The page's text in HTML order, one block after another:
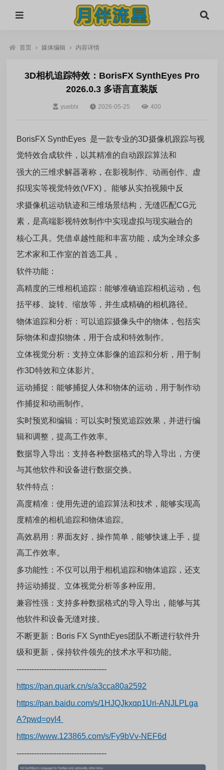
首页 › 媒体编辑 › 内容详情
3D相机追踪特效：BorisFX SynthEyes Pro
2026.0.3 多语言直装版
yueblx 2026-05-25 400
BorisFX SynthEyes 是一款专业的3D摄像机跟踪与视
觉特效合成软件，以其精准的自动跟踪算法和
强大的三维求解器著称，在影视制作、动画创作、虚
拟现实等视觉特效(VFX) 。能够从实拍视频中反
求摄像机运动轨迹和三维场景结构，无缝匹配CG元
素，是高端影视特效制作中实现虚拟与现实融合的
核心工具。凭借卓越性能和丰富功能，成为全球众多
艺术家和工作室的首选工具 。
软件功能：
高精度的三维相机追踪：能够准确追踪相机运动，包
括平移、旋转、缩放等，并生成精确的相机路径。
物体追踪和分析：可以追踪摄像头中的物体，包括实
际物体和虚拟物体，用于合成和特效制作。
立体视觉分析：支持立体影像的追踪和分析，用于制
作3D特效和立体影片。
运动捕捉：能够捕捉人体和物体的运动，用于制作动
作捕捉和动画制作。
实时预览和编辑：可以实时预览追踪效果，并进行编
辑和调整，提高工作效率。
数据导入导出：支持各种数据格式的导入导出，方便
与其他软件和设备进行数据交换。
软件特点：
高度精准：使用先进的追踪算法和技术，能够实现高
度精准的相机追踪和物体追踪。
高效易用：界面友好，操作简单，能够快速上手，提
高工作效率。
多功能性：不仅可以用于相机追踪和物体追踪，还支
持运动捕捉、立体视觉分析等多种应用。
兼容性强：支持多种数据格式的导入导出，能够与其
他软件和设备无缝对接。
不断更新：Boris FX SynthEyes团队不断进行软件升
级和更新，保持软件领先的技术水平和功能。
------------------------------------
https://pan.quark.cn/s/a3cca80a2592
https://pan.baidu.com/s/1HJQJkxqp1Uri-ANJLPLga
A?pwd=oyl4
https://www.123865.com/s/Fy9bVv-NEF6d
------------------------------------